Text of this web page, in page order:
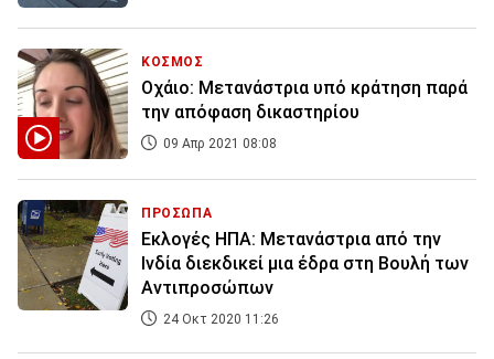
ΚΟΣΜΟΣ
Οχάιο: Μετανάστρια υπό κράτηση παρά
την απόφαση δικαστηρίου
09 Απρ 2021 08:08
ΠΡΟΣΩΠΑ
Εκλογές ΗΠΑ: Μετανάστρια από την
Ινδία διεκδικεί μια έδρα στη Βουλή των
Αντιπροσώπων
24 Οκτ 2020 11:26